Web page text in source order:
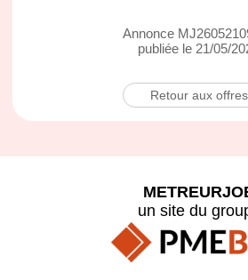
Annonce
publiée le 21/05/
Retour aux offres
un site du